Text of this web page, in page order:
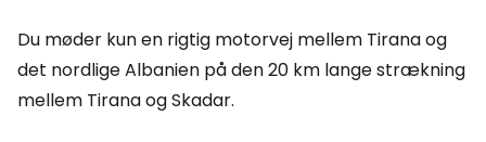
Du møder kun en rigtig motorvej mellem Tirana og
det nordlige Albanien på den 20 km lange strækning
mellem Tirana og Skadar.